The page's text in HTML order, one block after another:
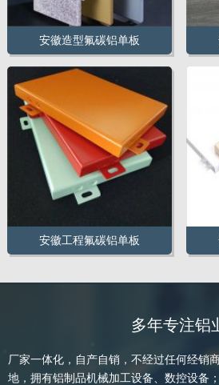
安徽造型氟碳铝单板
安徽工程氟碳铝单板
多年专注铝
厂家一体化，自产自销，不经过任何经销
地，拥有铝制品机械加工设备、数控设备